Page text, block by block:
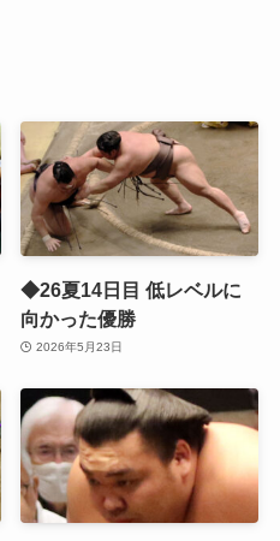
◆26夏14日目 低レベルに
向かった優勝
2026年5月23日